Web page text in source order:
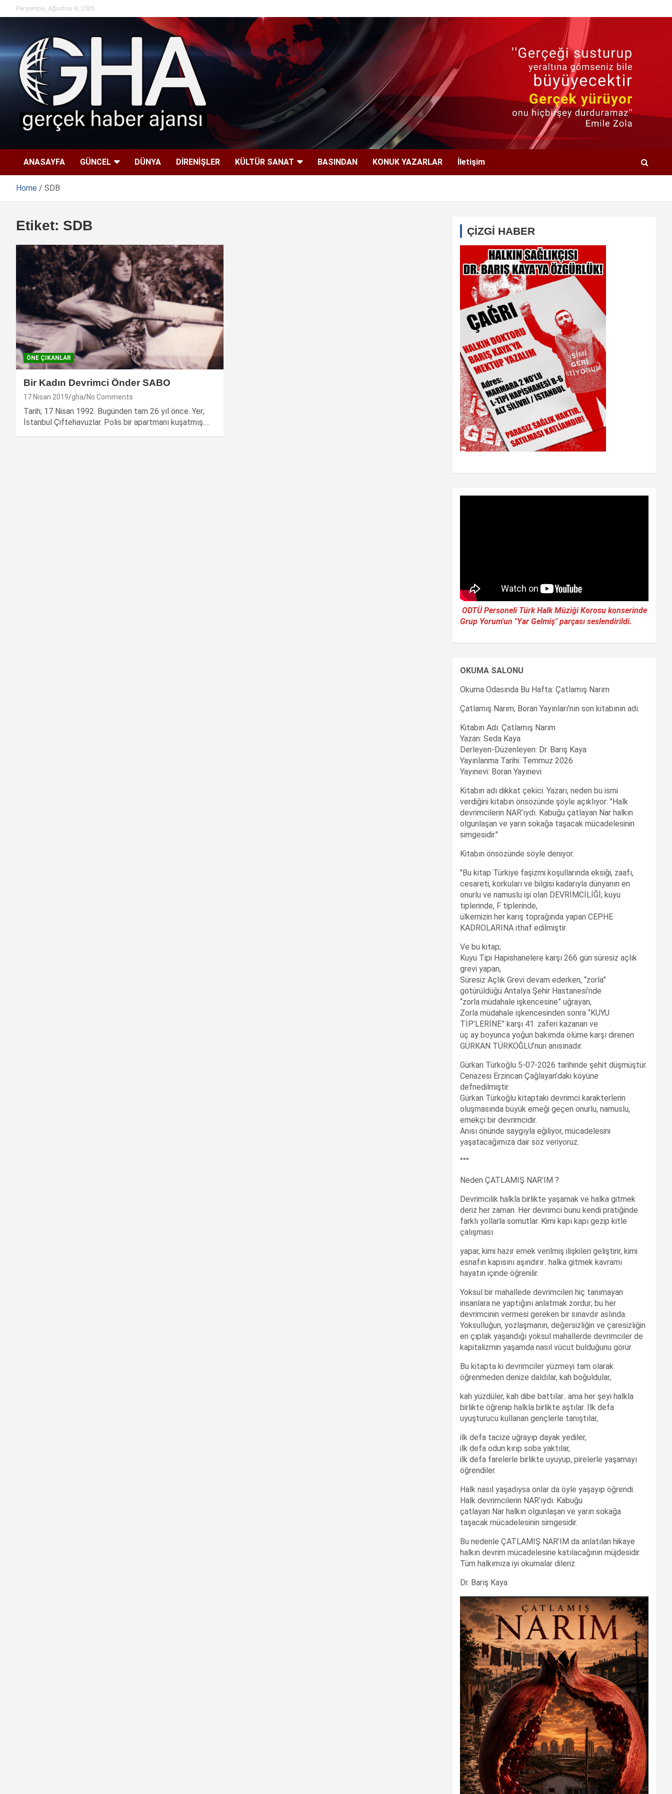
to
Perşembe, Ağustos 6, 2026
ANASAYFA GÜNCEL DÜNYA DİRENİŞLER KÜLTÜR SANAT BASINDAN KONUK YAZARLAR İletişim
Home SDB
Etiket: SDB
ÖNE ÇIKANLAR
Bir Kadın Devrimci Önder SABO
17 Nisan 2019 gha No Comments
Tarih; 17 Nisan 1992. Bugünden tam 26 yıl önce. Yer;
İstanbul Çiftehavuzlar. Polis bir apartmanı kuşatmış.…
ÇİZGİ HABER
ODTÜ Personeli Türk Halk Müziği Korosu konserinde
Grup Yorum'un "Yar Gelmiş" parçası seslendirildi.
OKUMA SALONU
Okuma Odasında Bu Hafta: Çatlamış Narım
Çatlamış Narım, Boran Yayınları'nın son kitabının adı.
Kitabın Adı: Çatlamış Narım
Yazan: Seda Kaya
Derleyen-Düzenleyen: Dr. Barış Kaya
Yayınlanma Tarihi: Temmuz 2026
Yayınevi: Boran Yayınevi
Kitabın adı dikkat çekici. Yazarı, neden bu ismi
verdiğini kitabın önsözünde şöyle açıklıyor: "Halk
devrimcilerin NAR’ıydı. Kabuğu çatlayan Nar halkın
olgunlaşan ve yarın sokağa taşacak mücadelesinin
simgesidir."
Kitabın önsözünde söyle deniyor:
"Bu kitap Türkiye faşizmi koşullarında eksiği, zaafı,
cesareti, korkuları ve bilgisi kadarıyla dünyanın en
onurlu ve namuslu işi olan DEVRİMCİLİĞİ; kuyu
tiplerinde, F tiplerinde,
ülkemizin her karış toprağında yapan CEPHE
KADROLARINA ithaf edilmiştir.
Ve bu kitap;
Kuyu Tipi Hapishanelere karşı 266 gün süresiz açlık
grevi yapan,
Süresiz Açlık Grevi devam ederken, “zorla”
götürüldüğü Antalya Şehir Hastanesi’nde
“zorla müdahale işkencesine” uğrayan,
Zorla müdahale işkencesinden sonra “KUYU
TİP’LERİNE” karşı 41. zaferi kazanan ve
üç ay boyunca yoğun bakımda ölüme karşı direnen
GÜRKAN TÜRKOĞLU’nun anısınadır.
Gürkan Türkoğlu 5-07-2026 tarihinde şehit düşmüştür.
Cenazesi Erzincan Çağlayan’daki köyüne
defnedilmiştir.
Gürkan Türkoğlu kitaptaki devrimci karakterlerin
oluşmasında büyük emeği geçen onurlu, namuslu,
emekçi bir devrimcidir.
Anısı önünde saygıyla eğiliyor, mücadelesini
yaşatacağımıza dair söz veriyoruz.
°°°
Neden ÇATLAMIŞ NAR’IM ?
Devrimcilik halkla birlikte yaşamak ve halka gitmek
deriz her zaman. Her devrimci bunu kendi pratiğinde
farklı yollarla somutlar. Kimi kapı kapı gezip kitle
çalışması
yapar, kimi hazır emek verilmiş ilişkileri geliştirir, kimi
esnafın kapısını aşındırır.. halka gitmek kavramı
hayatın içinde öğrenilir.
Yoksul bir mahallede devrimcileri hiç tanımayan
insanlara ne yaptığını anlatmak zordur; bu her
devrimcinin vermesi gereken bir sınavdır aslında.
Yoksulluğun, yozlaşmanın, değersizliğin ve çaresizliğin
en çıplak yaşandığı yoksul mahallerde devrimciler de
kapitalizmin yaşamda nasıl vücut bulduğunu görür.
Bu kitapta ki devrimciler yüzmeyi tam olarak
öğrenmeden denize daldılar, kah boğuldular,
kah yüzdüler, kah dibe battılar.. ama her şeyi halkla
birlikte öğrenip halkla birlikte aştılar. İlk defa
uyuşturucu kullanan gençlerle tanıştılar,
ilk defa tacize uğrayıp dayak yediler,
ilk defa odun kırıp soba yaktılar,
ilk defa farelerle birlikte uyuyup, pirelerle yaşamayı
öğrendiler.
Halk nasıl yaşadıysa onlar da öyle yaşayıp öğrendi.
Halk devrimcilerin NAR’ıydı. Kabuğu
çatlayan Nar halkın olgunlaşan ve yarın sokağa
taşacak mücadelesinin simgesidir.
Bu nedenle ÇATLAMIŞ NAR’IM da anlatılan hikaye
halkın devrim mücadelesine katılacağının müjdesidir.
Tüm halkımıza iyi okumalar dileriz.
Dr. Barış Kaya